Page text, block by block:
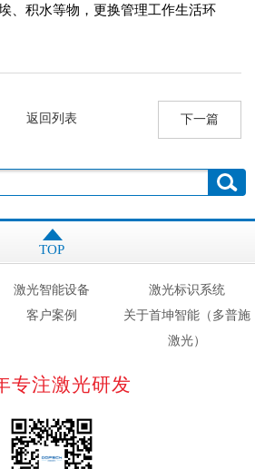
、积水等物，更换管理工作生活环
返回列表 下一篇
TOP
激光智能设备
激光标识系统
客户案例
关于首坤智能（多普施
激光）
专注激光研发